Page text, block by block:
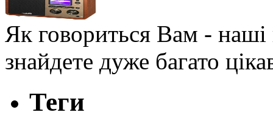
Як говориться Вам - наші
знайдете дуже багато
Теги